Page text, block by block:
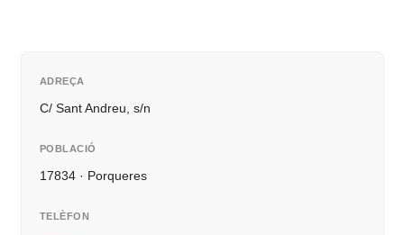
ADREÇA
C/ Sant Andreu, s/n
POBLACIÓ
17834 · Porqueres
TELÈFON